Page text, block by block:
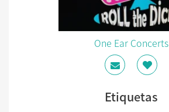
One Ear Concerts
Etiquetas